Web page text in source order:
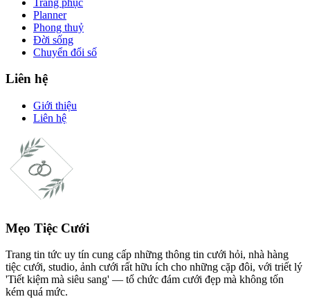
Planner
Phong thuỷ
Đời sống
Chuyển đổi số
Liên hệ
Giới thiệu
Liên hệ
Mẹo Tiệc Cưới
Trang tin tức uy tín cung cấp những thông tin cưới hỏi, nhà hàng
tiệc cưới, studio, ảnh cưới rất hữu ích cho những cặp đôi, với triết lý
'Tiết kiệm mà siêu sang' — tổ chức đám cưới đẹp mà không tốn
kém quá mức.